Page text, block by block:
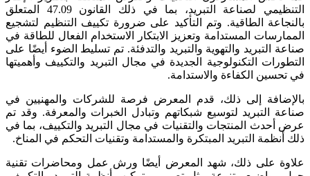
التنظيمي لصناعة التبريد، بما في ذلك القانون 47.09 المتعلق
بالنجاعة الطاقية. وتم التأكيد على ضرورة تكييف التنظيم لتشجيع
الممارسات المستدامة وتعزيز الابتكار الاستخدام الفعال للطاقة في
صناعة التبريد والتهوية والتبريد والتدفئة. تم تسليط الضوء أيضًا على
التطورات التكنولوجية الجديدة في مجال التبريد والتكييف وأهميتها
في تحسين الكفاءة والاستدامة.
بالإضافة إلى ذلك، قدم المعرض فرصة للشركات والمهنيين في
صناعة التبريد لتوسيع شبكاتهم وتبادل الخبرات والمعرفة. وقد تم
عرض أحدث المنتجات والتقنيات في مجال التبريد والتكييف، بما في
ذلك أنظمة التبريد المبتكرة والمستدامة وتقنيات التحكم في المناخ.
علاوة على ذلك، شهد المعرض أيضًا ورش عمل ومحاضرات تقنية